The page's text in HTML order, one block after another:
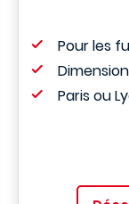
Pour les
Paris ou